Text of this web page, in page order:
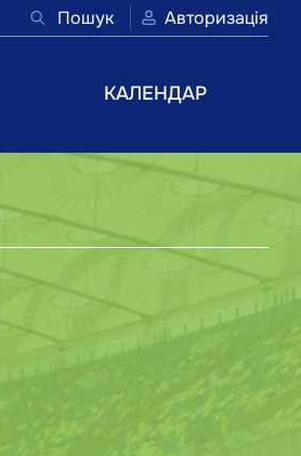
Пошук Авторизація
КАЛЕНДАР